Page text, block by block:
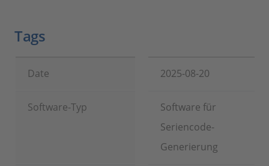
Tags
Date 2025-08-20
Software-Typ
Software für
Seriencode-
Generierung